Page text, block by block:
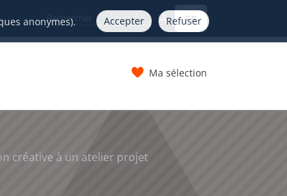
anonymes). Accepter Refuser
FR
Ma sélection
créative à un atelier projet